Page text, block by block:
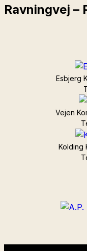
Ravningvej –
Esbjerg
Vejen
Kolding